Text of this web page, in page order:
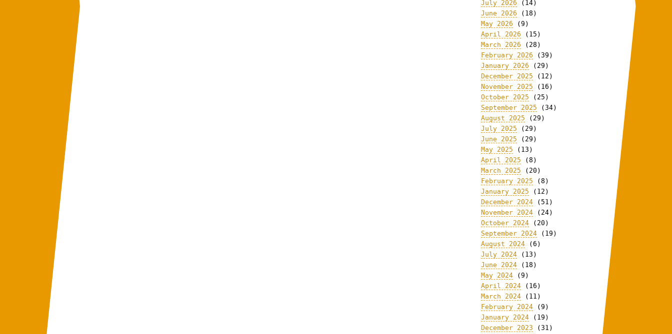
July 2026 (14)
June 2026 (18)
May 2026 (9)
April 2026 (15)
March 2026 (28)
February 2026 (39)
January 2026 (29)
December 2025 (12)
November 2025 (16)
October 2025 (25)
September 2025 (34)
August 2025 (29)
July 2025 (29)
June 2025 (29)
May 2025 (13)
April 2025 (8)
March 2025 (20)
February 2025 (8)
January 2025 (12)
December 2024 (51)
November 2024 (24)
October 2024 (20)
September 2024 (19)
August 2024 (6)
July 2024 (13)
June 2024 (18)
May 2024 (9)
April 2024 (16)
March 2024 (11)
February 2024 (9)
January 2024 (19)
December 2023 (31)